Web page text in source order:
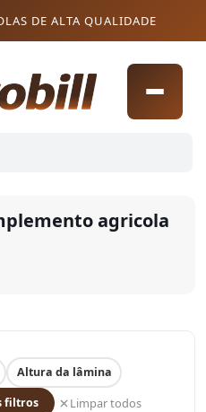
DE ALTA QUALIDADE
agricola
Altura da lâmina
filtros Limpar todos